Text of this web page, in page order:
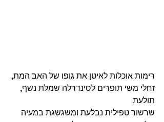
רימות אוכלות לאיטן את גופו של האב המת,
זחלי משי תופרים לסינדרלה שמלת נשף,
תולעת
שרשור טפילית נבלעת ומשגשגת במעיה